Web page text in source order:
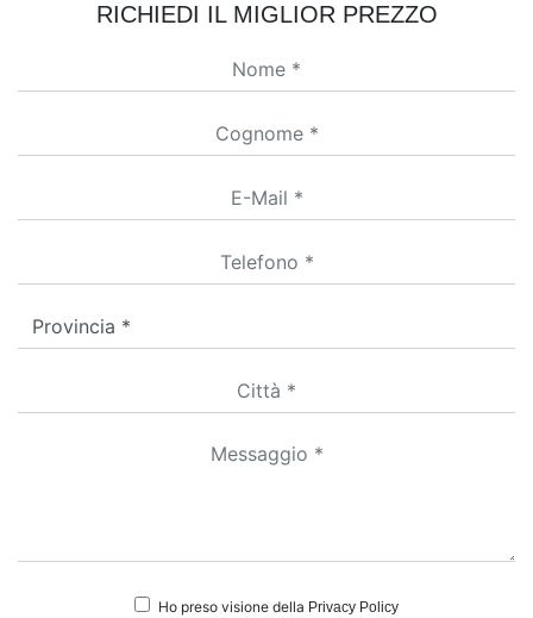
RICHIEDI IL MIGLIOR PREZZO
Ho preso visione della Privacy Policy